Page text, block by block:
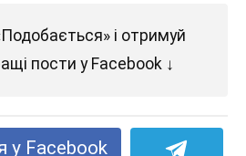
і отримуй
пости у Facebook ↓
у Facebook